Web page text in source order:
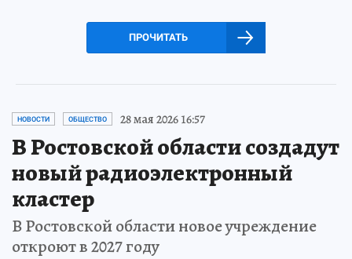
ПРОЧИТАТЬ
НОВОСТИ ОБЩЕСТВО 28 мая 2026 16:57
В Ростовской области создадут
новый радиоэлектронный
кластер
В Ростовской области новое учреждение
откроют в 2027 году